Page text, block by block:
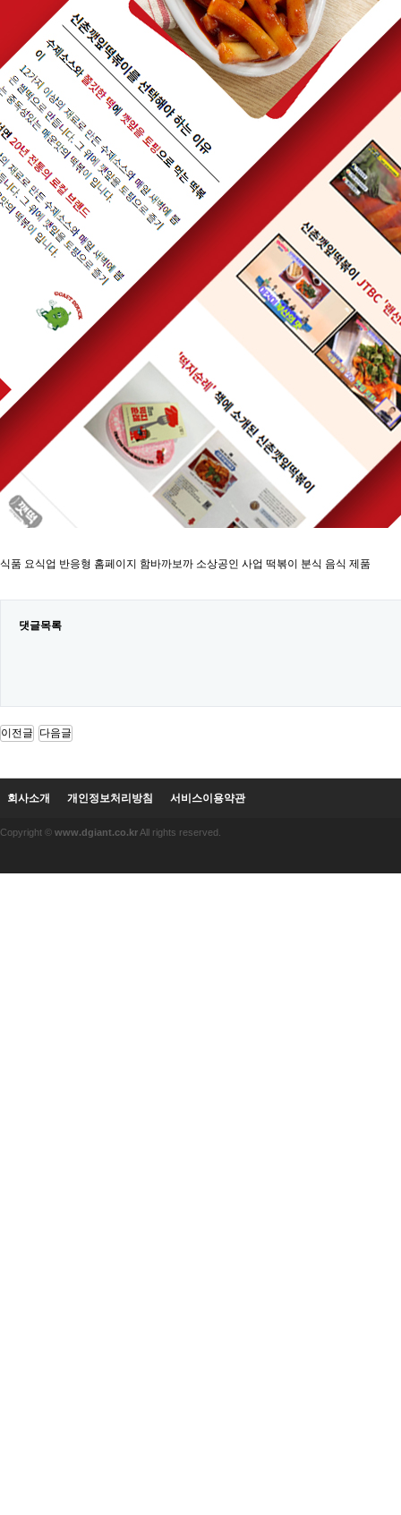
식품 요식업 반응형 홈페이지 함바까보까 소상공인 사업 떡볶이 분식 음식 제품
댓글목록
이전글 다음글
회사소개 개인정보처리방침 서비스이용약관
Copyright © www.dgiant.co.kr All rights reserved.